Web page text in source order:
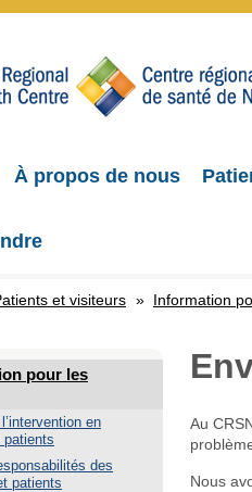
À propos de nous
et visiteurs » Information
Au
Nous
pour les
en
patients
des
patients